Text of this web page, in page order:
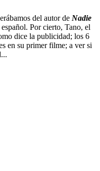
del autor de Nadie
Por cierto, Tano, el
dice la publicidad; los 6
en su primer filme; a ver si